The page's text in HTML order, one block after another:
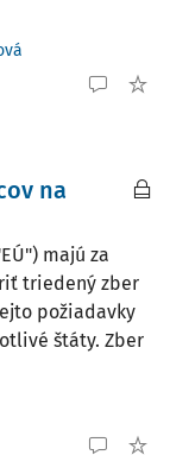
na
majú za
triedený zber
požiadavky
štáty. Zber